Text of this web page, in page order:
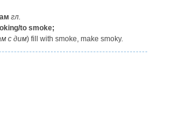
гл.
to smoke;
с дим) fill with smoke, make smoky.